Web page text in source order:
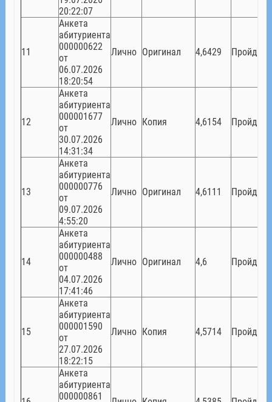
20:22:07
11
Анкета
абитуриента
000000622
от
06.07.2026
18:20:54
Лично Оригинал 4,6429
12
Анкета
абитуриента
000001677
от
30.07.2026
14:31:34
Лично Копия 4,6154
13
Анкета
абитуриента
000000776
от
09.07.2026
4:55:20
Лично Оригинал 4,6111
14
Анкета
абитуриента
000000488
от
04.07.2026
17:41:46
Лично Оригинал 4,6
15
Анкета
абитуриента
000001590
от
27.07.2026
18:22:15
Лично Копия 4,5714
Анкета
абитуриента
000000861